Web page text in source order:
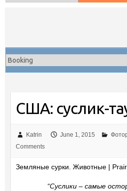
США: суслик-
Katrin June 1, 2015
Comments
Земляные сурки. Животные |
“Суслики – самые